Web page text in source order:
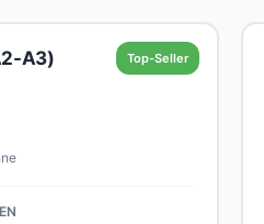
Top-Seller
A3)